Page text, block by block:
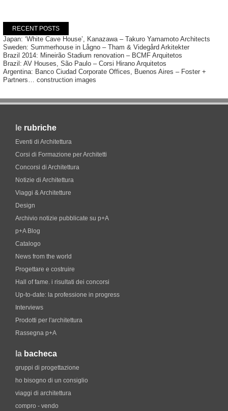
RECENT POSTS
Japan: ‘White Cave House’, Kanazawa – Takuro Yamamoto Architects
Sweden: Summerhouse in Lågno – Tham & Videgård Arkitekter
Brazil 2014: Mineirão Stadium renovation – BCMF Arquitetos
Brazil: AV Houses, São Paulo – Corsi Hirano Arquitetos
Argentina: Banco Ciudad Corporate Offices, Buenos Aires – Foster +
Partners… construction images
le rubriche
Eventi di Architettura
Corsi di Formazione per Architetti
Concorsi di Architettura
Notizie di Architettura
Viaggi & Architetture
Design
Archivio notizie pubblicate su p+A
p+A Blog
Catalogo
News from the world
Progettare e costruire
Hall of fame. i risultati dei concorsi
Up-to-date: la professione in progress
Interviews
Prodotti per l'architettura
Rassegna p+A
la bacheca
gruppi di progettazione
ho bisogno di un consiglio
viaggi di architettura
compro - vendo